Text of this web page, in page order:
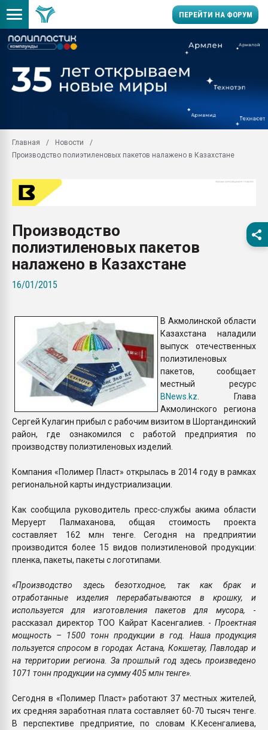
ПЕРЕЙТИ НА ФОРУМ
производство SPC
заводу пластмасс"
28.07.2026
ПЕРЕЙТИ НА
Главная
Новости
Производство полиэтиленовых пакетов налажено в Казахстане
Производство
полиэтиленовых пакетов
налажено в Казахстане
16/01/2015
В Акмолинской области
Казахстана наладили
выпуск отечественных
полиэтиленовых
пакетов, сообщает
местный ресурс
BNews.kz . Глава
Акмолинского региона
Сергей Кулагин прибыл с рабочим визитом в Шортандинский
район, где ознакомился с работой предприятия по
производству полиэтиленовых изделий.
Компания «Полимер Пласт» открылась в 2014 году в рамках
региональной карты индустриализации.
Как сообщила руководитель пресс-службы акима области
Меруерт Палмаханова, общая стоимость проекта
составляет 162 млн тенге. Сегодня на предприятии
производится более 15 видов полиэтиленовой продукции:
пленка, пакеты, пакеты с логотипами.
«Производство здесь безотходное, так как брак и
отработанные изделия перерабатываются в крошку, и
используется для изготовления пакетов для мусора, -
рассказал директор ТОО Кайрат Касенгалиев. - Проектная
мощность – 1500 тонн продукции в год. Наша продукция
пользуется спросом в городах Астана, Кокшетау, Павлодар и
на территории региона. За прошлый год здесь произведено
1071 тонн продукции на сумму 405 млн тенге».
Сегодня в «Полимер Пласт» работают 37 местных жителей,
их средняя заработная плата составляет 60-70 тысяч тенге.
В перспективе предприятие, по словам К.Кесенгалиева,